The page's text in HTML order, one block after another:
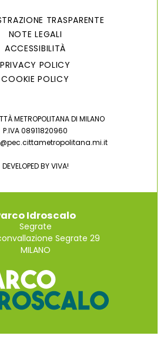
Idroscalo
Segrate
Segrate 29
MILANO
TRASPARENTE
NOTE LEGALI
ACCESSIBILITÀ
PRIVACY POLICY
COOKIE POLICY
METROPOLITANA DI MILANO
P.IVA 08911820960
DEVELOPED BYVIVA!